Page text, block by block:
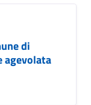
di
agevolata